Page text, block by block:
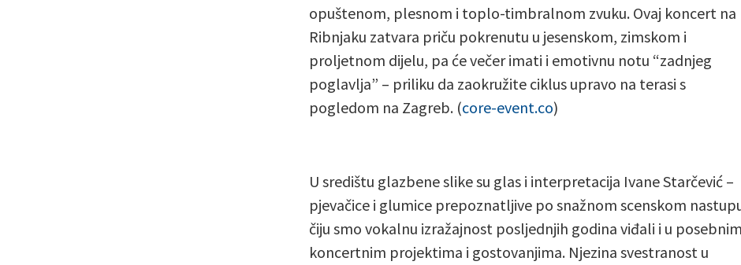
opuštenom, plesnom i toplo-timbralnom zvuku. Ovaj koncert na
Ribnjaku zatvara priču pokrenutu u jesenskom, zimskom i
proljetnom dijelu, pa će večer imati i emotivnu notu “zadnjeg
poglavlja” – priliku da zaokružite ciklus upravo na terasi s
pogledom na Zagreb. (core-event.co)
U središtu glazbene slike su glas i interpretacija Ivane Starčević –
pjevačice i glumice prepoznatljive po snažnom scenskom
čiju smo vokalnu izražajnost posljednjih godina viđali i u posebnim
koncertnim projektima i gostovanjima. Njezina svestranost u